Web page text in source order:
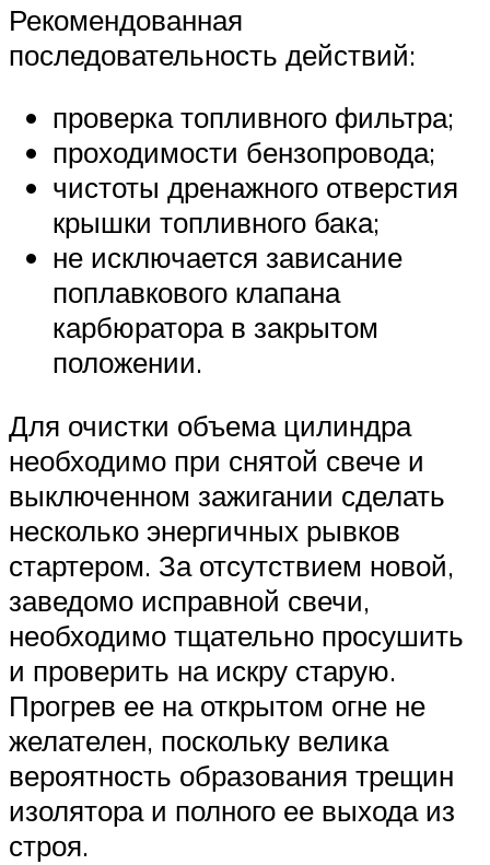
Рекомендованная
последовательность действий:
проверка топливного фильтра;
проходимости бензопровода;
чистоты дренажного отверстия
крышки топливного бака;
не исключается зависание
поплавкового клапана
карбюратора в закрытом
положении.
Для очистки объема цилиндра
необходимо при снятой свече и
выключенном зажигании сделать
несколько энергичных рывков
стартером. За отсутствием новой,
заведомо исправной свечи,
необходимо тщательно просушить
и проверить на искру старую.
Прогрев ее на открытом огне не
желателен, поскольку велика
вероятность образования трещин
изолятора и полного ее выхода из
строя.